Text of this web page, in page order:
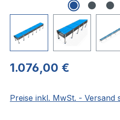
Regulärer Preis:
1.076,00 €
Preise inkl. MwSt. - Versand